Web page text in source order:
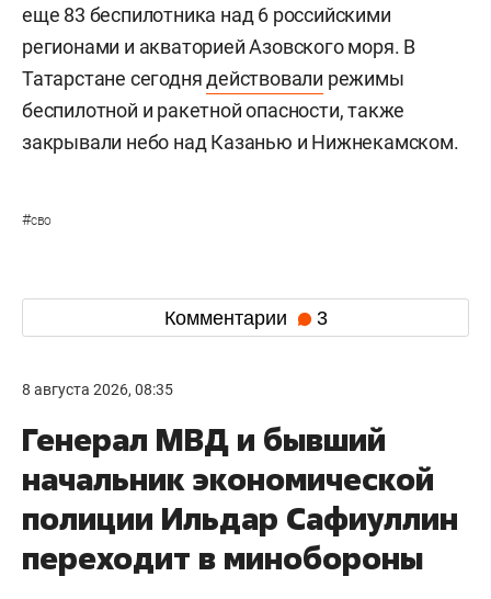
еще 83 беспилотника над 6 российскими
регионами и акваторией Азовского моря. В
Татарстане сегоднядействовали режимы
беспилотной и ракетной опасности, также
закрывали небо над Казанью и Нижнекамском.
#сво
Комментарии 3
8 августа 2026, 08:35
Генерал МВД и бывший
начальник экономической
полиции Ильдар Сафиуллин
переходит в минобороны